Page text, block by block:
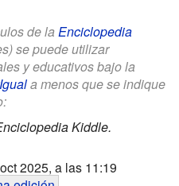
de la Enciclopedia
se puede utilizar
y educativos bajo la
a menos que se indique
Kiddle.
2025, a las 11:19